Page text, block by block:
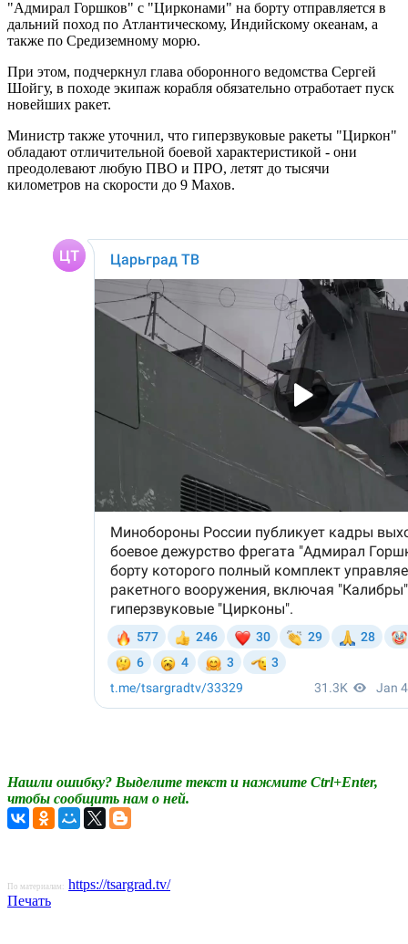
"Адмирал Горшков" с "Цирконами" на борту отправляется в
дальний поход по Атлантическому, Индийскому океанам, а
также по Средиземному морю.
При этом, подчеркнул глава оборонного ведомства Сергей
Шойгу, в походе экипаж корабля обязательно отработает пуск
новейших ракет.
Министр также уточнил, что гиперзвуковые ракеты "Циркон"
обладают отличительной боевой характеристикой - они
преодолевают любую ПВО и ПРО, летят до тысячи
километров на скорости до 9 Махов.
Нашли ошибку? Выделите текст и нажмите Ctrl+Enter,
чтобы сообщить нам о ней.
По материалам: https://tsargrad.tv/
Печать